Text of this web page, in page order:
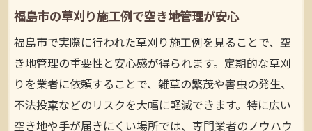
応
福島市草刈りの事例で庭の手入れが簡単に
トラブル回避のポイントを草刈り施工で解説
福島市草刈り施工例から学ぶトラブル回避
策
福島市草刈り事例で近隣トラブルを未然に
福島市の草刈り施工例で空き地管理が安心
福島市で実際に行われた草刈り施工例を見ることで、空
き地管理の重要性と安心感が得られます。定期的な草刈
りを業者に依頼することで、雑草の繁茂や害虫の発生、
不法投棄などのリスクを大幅に軽減できます。特に広い
空き地や手が届きにくい場所では、専門業者のノウハウ